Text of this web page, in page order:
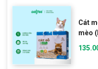
Cát
mèo